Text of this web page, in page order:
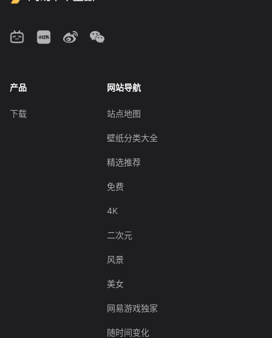
产品
下载
网站导航
站点地图
壁纸分类大全
精选推荐
免费
4K
二次元
风景
美女
网易游戏独家
随时间变化